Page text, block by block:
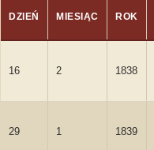
DZIEŃ MIESIĄC ROK
16 2 1838
29 1 1839